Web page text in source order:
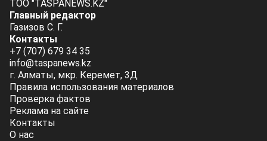
ТОО "TASPANEWS.KZ"
Главный редактор
Газизов С. Г.
Контакты
+7 (707) 679 34 35
info@taspanews.kz
г. Алматы, мкр. Керемет, 3Д
Правила использования материалов
Проверка фактов
Реклама на сайте
Контакты
О нас